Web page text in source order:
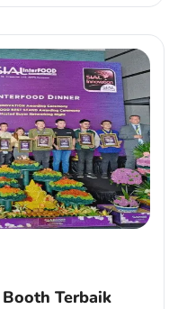
Terbaik